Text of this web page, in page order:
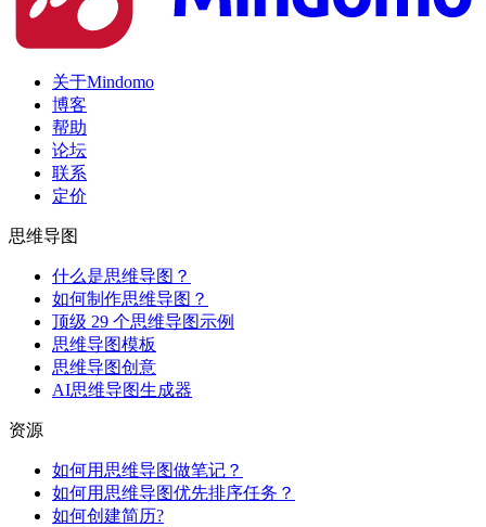
关于Mindomo
博客
帮助
论坛
联系
定价
思维导图
什么是思维导图？
如何制作思维导图？
顶级 29 个思维导图示例
思维导图模板
思维导图创意
AI思维导图生成器
资源
如何用思维导图做笔记？
如何用思维导图优先排序任务？
如何创建简历?